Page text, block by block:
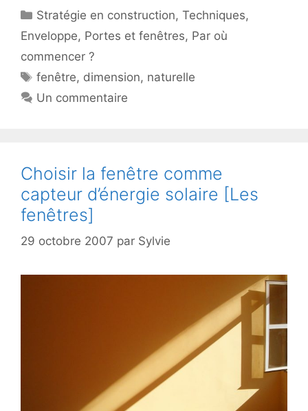
Catégories
Stratégie en construction,Techniques,
Enveloppe, Portes et fenêtres, Par où
commencer ?
Étiquettes
fenêtre, dimension, naturelle
Un commentaire
Choisir la fenêtre comme
capteur d’énergie solaire [Les
fenêtres]
29 octobre 2007 par Sylvie